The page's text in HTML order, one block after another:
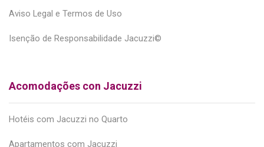
Aviso Legal e Termos de Uso
Isenção de Responsabilidade Jacuzzi©
Acomodações con Jacuzzi
Hotéis com Jacuzzi no Quarto
Apartamentos com Jacuzzi